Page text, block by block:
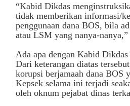
“Kabid Dikdas
tidak memberikan informasi/
penggunaan dana BOS, bila
atau LSM yang nanya-
Ada apa dengan Kabid
Dari keterangan diatas
korupsi berjamaah dana BOS
Kepsek selama ini terjadi
oleh oknum pejabat dinas